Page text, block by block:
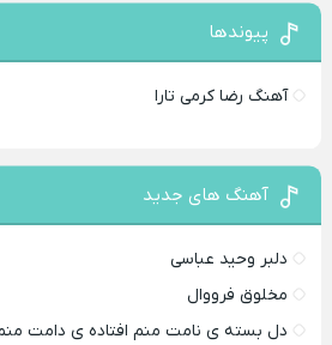
پیوندها
آهنگ رضا کرمی تارا
آهنگ های جدید
دلبر وحید عباسی
مخلوق فرووال
دل بسته ی نامت منم افتاده ی دامت